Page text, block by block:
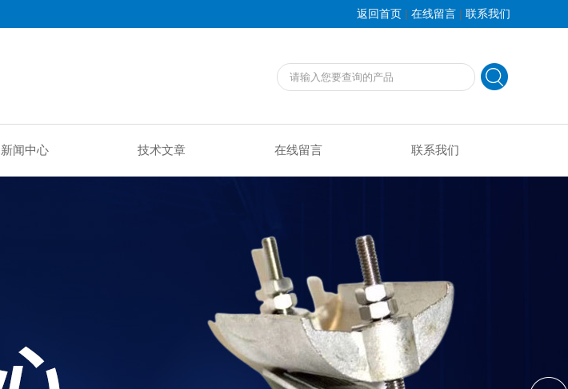
返回首页 | 在线留言 | 联系我们
新闻中心 技术文章 在线留言 联系我们